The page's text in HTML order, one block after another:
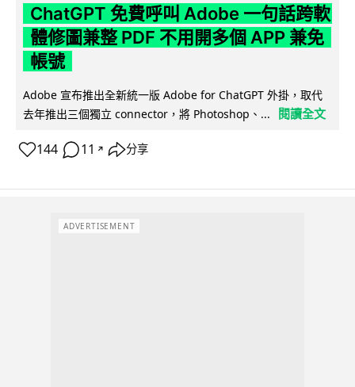
ChatGPT 免費呼叫 Adobe 一句話跨軟
體修圖兼整 PDF 不用開多個 APP 兼免
帳號
Adobe 宣布推出全新統一版 Adobe for ChatGPT 外掛，取代
去年推出三個獨立 connector，將 Photoshop、...
閱讀全文
144 11 ↗ 分享
ADVERTISEMENT